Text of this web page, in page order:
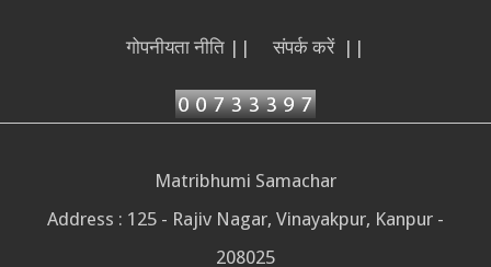
गोपनीयता नीति || संपर्क करें ||
Matribhumi Samachar
Address : 125 - Rajiv Nagar, Vinayakpur, Kanpur -
208025